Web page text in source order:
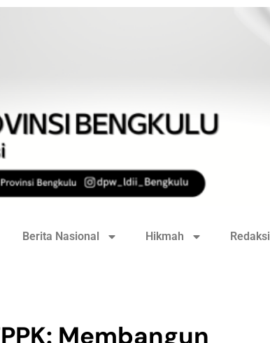
Berita Nasional Hikmah Redaksi
Membangun